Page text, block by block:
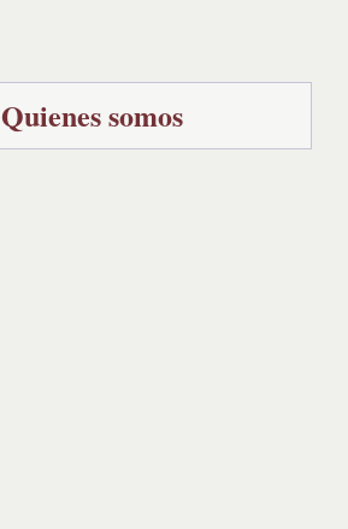
Quienes somos